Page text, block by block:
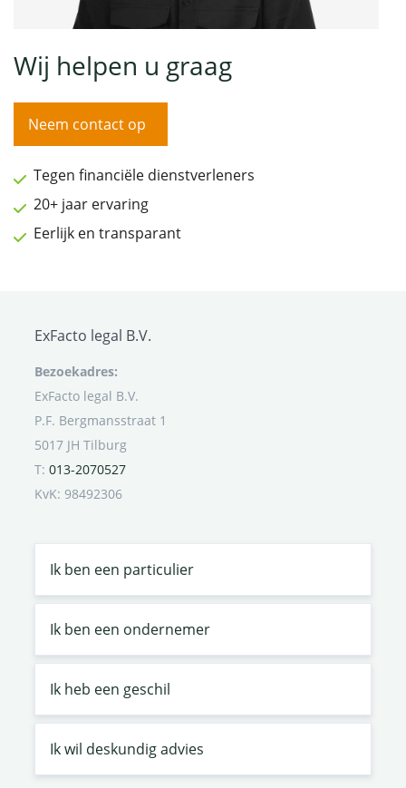
Wij helpen u graag
Neem contact op
Tegen financiële dienstverleners
20+ jaar ervaring
Eerlijk en transparant
ExFacto legal B.V.
Bezoekadres:
ExFacto legal B.V.
P.F. Bergmansstraat 1
5017 JH Tilburg
T: 013-2070527
KvK: 98492306
Ik ben een particulier
Ik ben een ondernemer
Ik heb een geschil
Ik wil deskundig advies